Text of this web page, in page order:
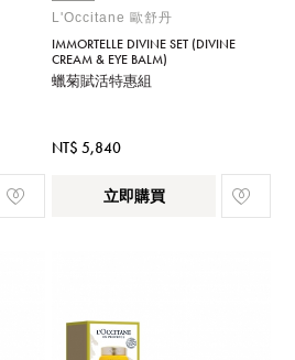
L'Occitane 歐舒丹
IMMORTELLE DIVINE SET (DIVINE
CREAM & EYE BALM)
蠟菊賦活特惠組
NT$ 5,840
立即購買